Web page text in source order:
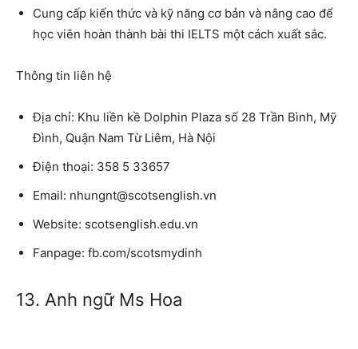
Cung cấp kiến thức và kỹ năng cơ bản và nâng cao để
học viên hoàn thành bài thi IELTS một cách xuất sắc.
Thông tin liên hệ
Địa chỉ: Khu liền kề Dolphin Plaza số 28 Trần Bình, Mỹ
Đình, Quận Nam Từ Liêm, Hà Nội
Điện thoại: 358 5 33657
Email: nhungnt@scotsenglish.vn
Website: scotsenglish.edu.vn
Fanpage: fb.com/scotsmydinh
13. Anh ngữ Ms Hoa